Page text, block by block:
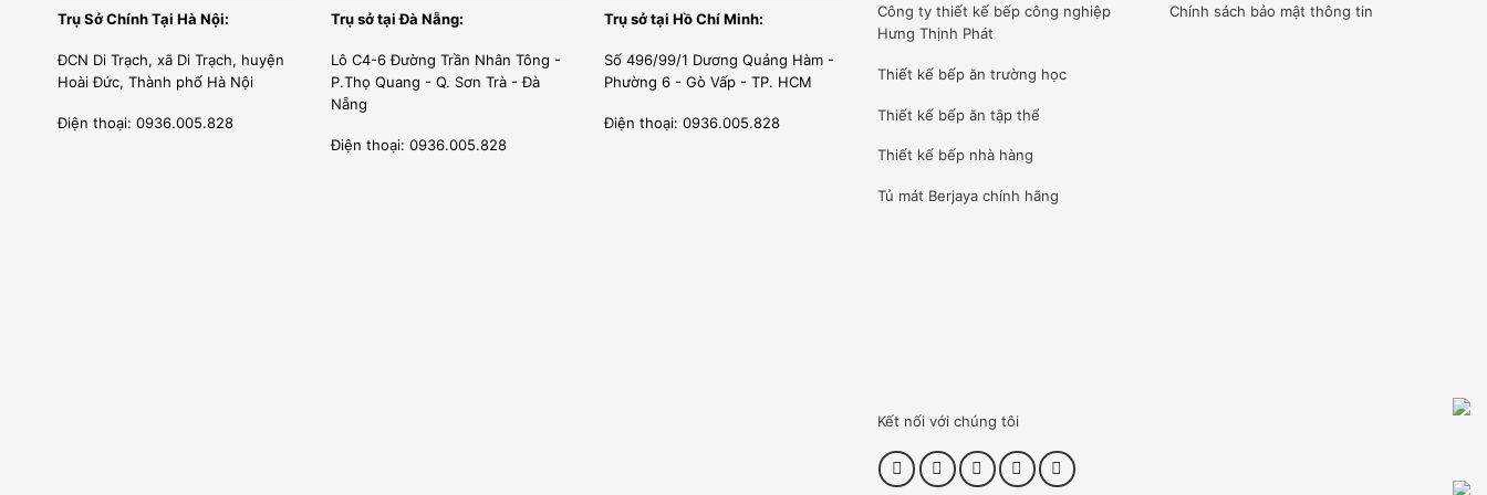
Buồng rửa có hệ thống vòi phun bố trí thông minh; tỏa nước dạng phun tắm mưa 3D giúp lan tỏa nước đến mọi ngóc ngách
để rửa trôi chất bẩn. Công suất rửa mạnh mẽ cùng thiết bị tăng áp giúp máy đạt hiệu suất rửa sạch tối đa. Nhiệt độ rửa từ
60°C đến 65°C, nhiệt độ tráng lên tới 80-85°C; loại bỏ sạch bong các vết dầu mỡ, vết bẩn, chất tẩy rửa. Bát đĩa sạch bóng
Trụ Sở Chính Tại Hà Nội:
ĐCN Di Trạch, xã Di Trạch, huyện
Hoài Đức, Thành phố Hà Nội
Điện thoại: 0936.005.828
Trụ sở tại Đà Nẵng:
Lô C4-6 Đường Trần Nhân Tông -
P.Thọ Quang - Q. Sơn Trà - Đà
Nẵng
Điện thoại: 0936.005.828
Trụ sở tại Hồ Chí Minh:
Số 496/99/1 Dương Quảng Hàm -
Phường 6 - Gò Vấp - TP. HCM
Điện thoại: 0936.005.828
Công ty thiết kế bếp công nghiệp
Hưng Thịnh Phát
Thiết kế bếp ăn trường học
Thiết kế bếp ăn tập thể
Thiết kế bếp nhà hàng
Tủ mát Berjayachính hãng
Chính sách bảo mật thông tin
Kết nối với chúng tôi